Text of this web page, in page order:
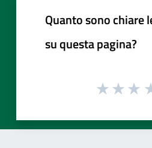
Quanto sono chiare
su questa pagina?